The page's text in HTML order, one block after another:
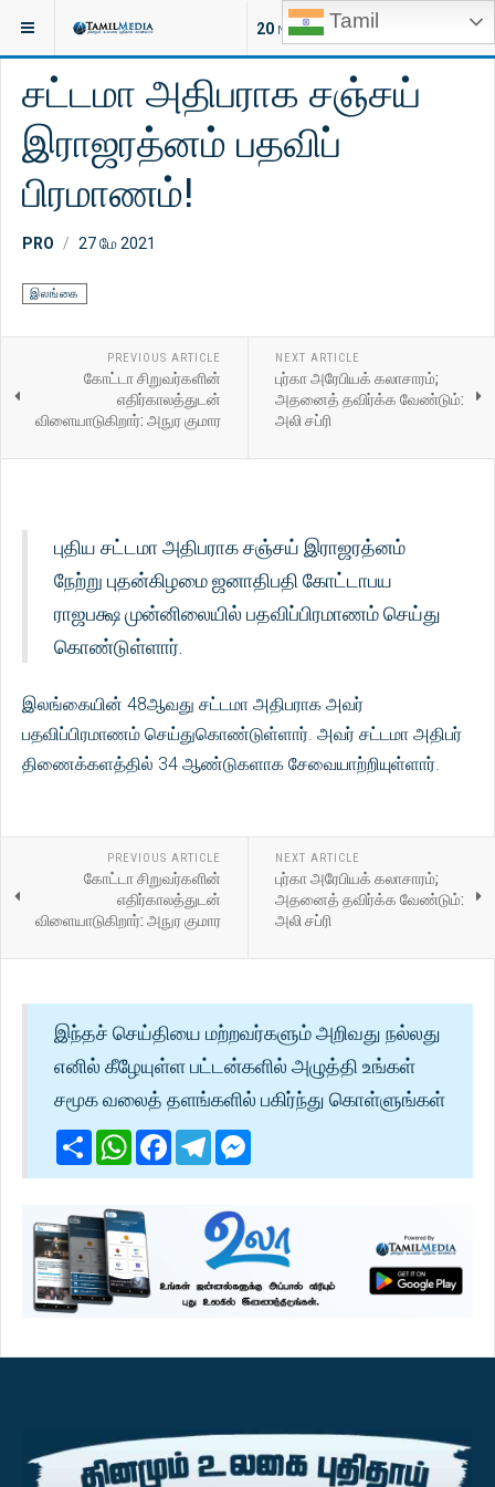
Tamil
20 NEW ARTICLES
இருக்குமிடம்: செய்திகள்
சட்டமா அதிபராக சஞ்சய்
இராஜரத்னம் பதவிப்
பிரமாணம்!
PRO 27 மே 2021
இலங்கை
PREVIOUS ARTICLE
கோட்டா சிறுவர்களின்
எதிர்காலத்துடன்
விளையாடுகிறார்: அநுர குமார
NEXT ARTICLE
புர்கா அரேபியக் கலாசாரம்;
அதனைத் தவிர்க்க வேண்டும்:
அலி சப்ரி
புதிய சட்டமா அதிபராக சஞ்சய் இராஜரத்னம்
நேற்று புதன்கிழமை ஜனாதிபதி கோட்டாபய
ராஜபக்ஷ முன்னிலையில் பதவிப்பிரமாணம் செய்து
கொண்டுள்ளார்.
இலங்கையின் 48ஆவது சட்டமா அதிபராக அவர்
பதவிப்பிரமாணம் செய்துகொண்டுள்ளார். அவர் சட்டமா அதிபர்
திணைக்களத்தில் 34 ஆண்டுகளாக சேவையாற்றியுள்ளார்.
PREVIOUS ARTICLE
கோட்டா சிறுவர்களின்
எதிர்காலத்துடன்
விளையாடுகிறார்: அநுர குமார
NEXT ARTICLE
புர்கா அரேபியக் கலாசாரம்;
அதனைத் தவிர்க்க வேண்டும்:
அலி சப்ரி
இந்தச் செய்தியை மற்றவர்களும் அறிவது நல்லது
எனில் கீழேயுள்ள பட்டன்களில் அழுத்தி உங்கள்
சமூக வலைத் தளங்களில் பகிர்ந்து கொள்ளுங்கள்
ShareWhatsApp
Facebook
Telegram